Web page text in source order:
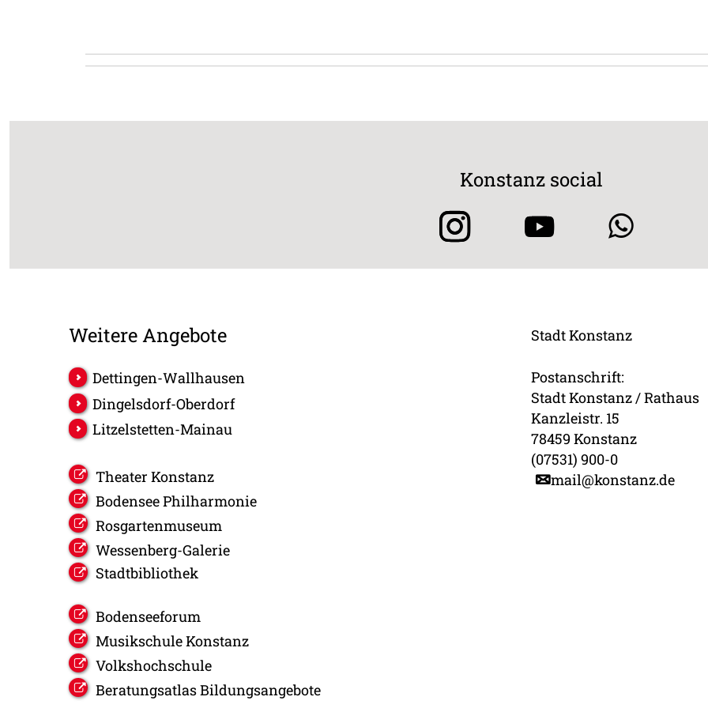
Konstanz social
Weitere Angebote
Dettingen-Wallhausen
Dingelsdorf-Oberdorf
Litzelstetten-Mainau
Theater Konstanz
Bodensee Philharmonie
Rosgartenmuseum
Wessenberg-Galerie
Stadtbibliothek
Bodenseeforum
Musikschule Konstanz
Volkshochschule
Beratungsatlas Bildungsangebote
Stadt Konstanz
Postanschrift:
Stadt Konstanz / Rathaus
Kanzleistr. 15
78459 Konstanz
(07531) 900-0
mail@konstanz.de